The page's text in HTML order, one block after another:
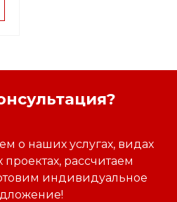
о наших услугах, видах
рассчитаем
индивидуальное